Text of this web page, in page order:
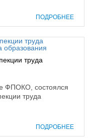
ПОДРОБНЕЕ
труда
ФПОКО, состоялся
труда
ПОДРОБНЕЕ